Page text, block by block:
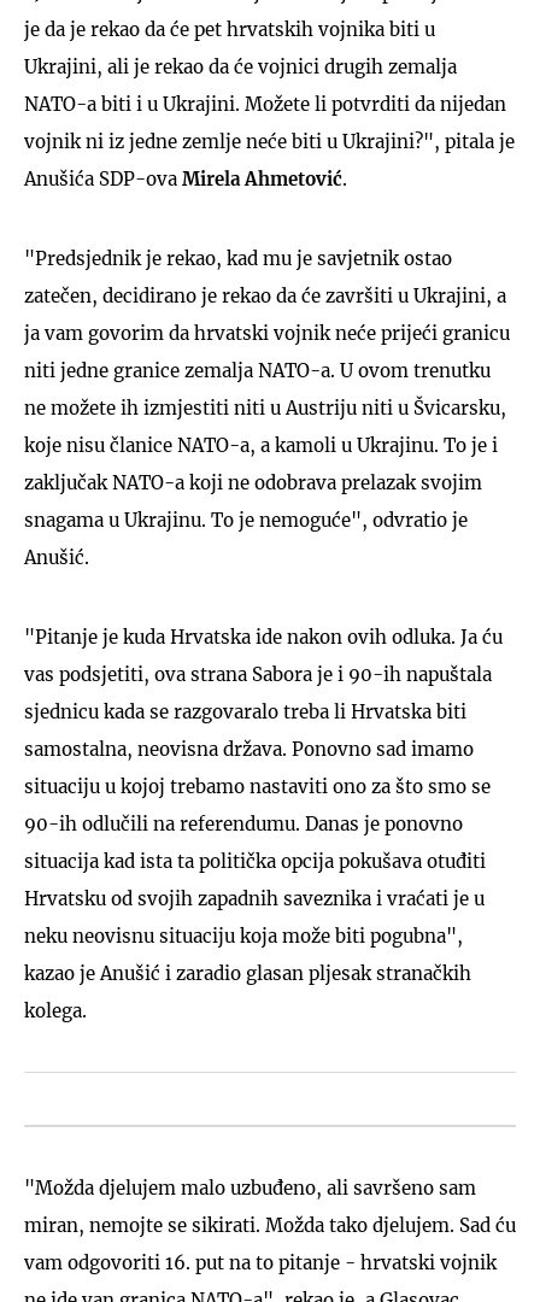
je da je rekao da će pet hrvatskih vojnika biti u
Ukrajini, ali je rekao da će vojnici drugih zemalja
NATO-a biti i u Ukrajini. Možete li potvrditi da nijedan
vojnik ni iz jedne zemlje neće biti u Ukrajini?", pitala je
Anušića SDP-ova Mirela Ahmetović.
"Predsjednik je rekao, kad mu je savjetnik ostao
zatečen, decidirano je rekao da će završiti u Ukrajini, a
ja vam govorim da hrvatski vojnik neće prijeći granicu
niti jedne granice zemalja NATO-a. U ovom trenutku
ne možete ih izmjestiti niti u Austriju niti u Švicarsku,
koje nisu članice NATO-a, a kamoli u Ukrajinu. To je i
zaključak NATO-a koji ne odobrava prelazak svojim
snagama u Ukrajinu. To je nemoguće", odvratio je
Anušić.
"Pitanje je kuda Hrvatska ide nakon ovih odluka. Ja ću
vas podsjetiti, ova strana Sabora je i 90-ih napuštala
sjednicu kada se razgovaralo treba li Hrvatska biti
samostalna, neovisna država. Ponovno sad imamo
situaciju u kojoj trebamo nastaviti ono za što smo se
90-ih odlučili na referendumu. Danas je ponovno
situacija kad ista ta politička opcija pokušava otuđiti
Hrvatsku od svojih zapadnih saveznika i vraćati je u
neku neovisnu situaciju koja može biti pogubna",
kazao je Anušić i zaradio glasan pljesak stranačkih
kolega.
"Možda djelujem malo uzbuđeno, ali savršeno sam
miran, nemojte se sikirati. Možda tako djelujem. Sad ću
vam odgovoriti 16. put na to pitanje - hrvatski vojnik